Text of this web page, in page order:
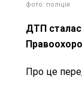
фото: поліція
ДТП
Про це